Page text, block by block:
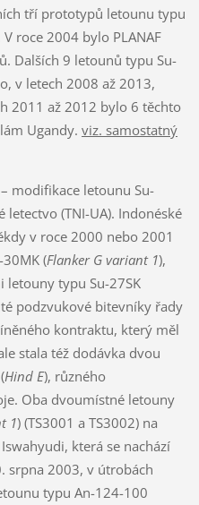
tří prototypů letounu typu
V roce 2004 bylo PLANAF
Dalších 9 letounů typu Su-
v letech 2008 až 2013,
2011 až 2012 bylo 6 těchto
Ugandy. viz. samostatný
modifikace letounu Su-
(TNI-UA). Indonéské
v roce 2000 nebo 2001
(Flanker G variant 1),
typu Su-27SK
podzvukové bitevníky řady
kontraktu, který měl
stala též dodávka dvou
Hind E), různého
Oba dvoumístné letouny
1) (TS3001 a TS3002) na
která se nachází
srpna 2003, v útrobách
typu An-124-100